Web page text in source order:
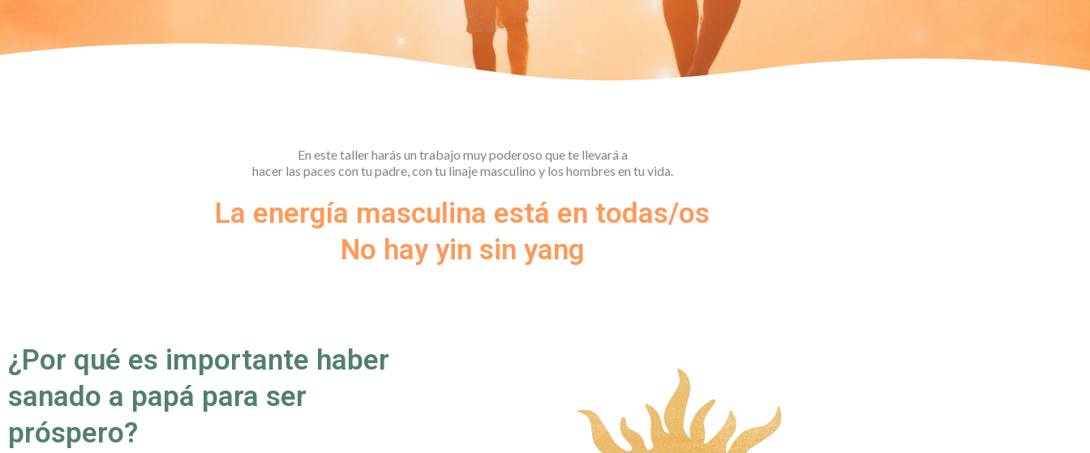
En este taller harás un trabajo muy poderoso que te llevará a
hacer las paces con tu padre, con tu linaje masculino y los hombres en tu vida.
La energía masculina está en todas/os
No hay yin sin yang
¿Por qué es importante haber
sanado a papá para ser
próspero?